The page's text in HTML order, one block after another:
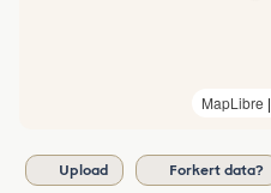
MapLibre
Upload Forkert data?